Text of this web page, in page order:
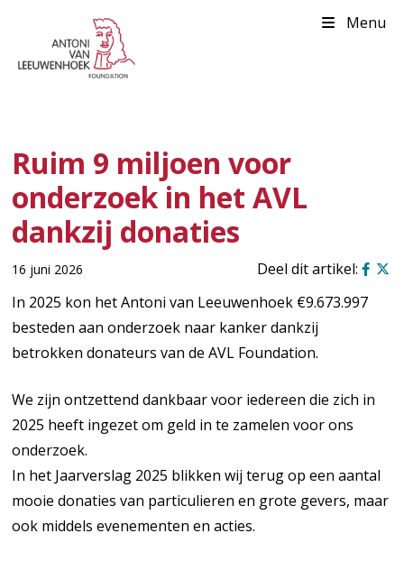
Menu
Ruim 9 miljoen voor
onderzoek in het AVL
dankzij donaties
16 juni 2026
In 2025 kon het Antoni van Leeuwenhoek €9.673.997
besteden aan onderzoek naar kanker dankzij
betrokken donateurs van de AVL Foundation.
We zijn ontzettend dankbaar voor iedereen die zich in
2025 heeft ingezet om geld in te zamelen voor ons
onderzoek.
In het Jaarverslag 2025 blikken wij terug op een aantal
mooie donaties van particulieren en grote gevers, maar
ook middels evenementen en acties.